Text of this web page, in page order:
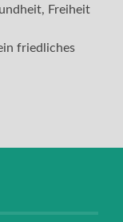
Freiheit
friedliches